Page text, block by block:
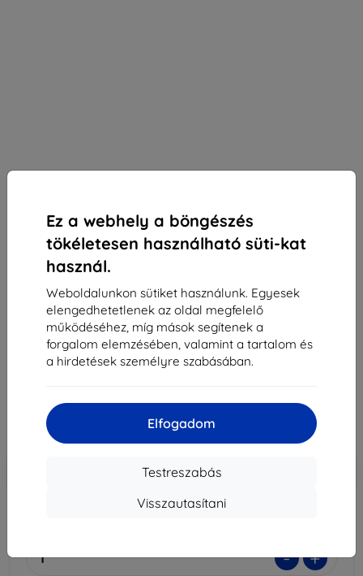
Ez a webhely a böngészés
tökéletesen használható süti-kat
használ.
Weboldalunkon sütiket használunk. Egyesek
elengedhetetlenek az oldal megfelelő
működéséhez, míg mások segítenek a
forgalom elemzésében, valamint a tartalom és
a hirdetések személyre szabásában.
Elfogadom
Testreszabás
Visszautasítani
3MK Foil 1UP iPhone 12 Pro Max 6.7" gaming fólia, 3
Alkalmas: Apple iPhone 12 Pro Max
Leírás és specifikáció
7 011 Ft
Ár ÁFA nelkül
Kedvezmény kuponnalEXTRA10
- +